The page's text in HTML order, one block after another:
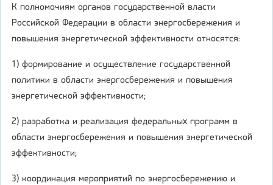
К полномочиям органов государственной власти
Российской Федерации в области энергосбережения и
повышения энергетической эффективности относятся:
1) формирование и осуществление государственной
политики в области энергосбережения и повышения
энергетической эффективности;
2) разработка и реализация федеральных программ в
области энергосбережения и повышения энергетической
эффективности;
3) координация мероприятий по энергосбережению и